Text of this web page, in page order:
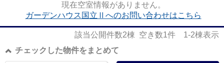
現在空室情報がありません。
ガーデンハウス国立Ⅱへのお問い合わせはこちら
該当公開件数2棟 空き数1件 1-2棟表示
チェックした物件をまとめて